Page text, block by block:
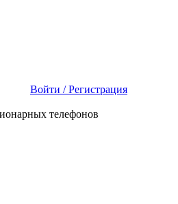
Войти / Регистрация
телефонов